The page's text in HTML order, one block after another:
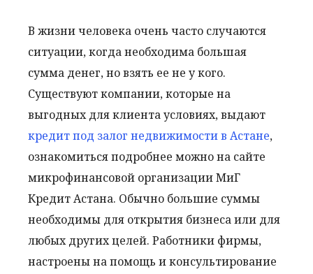
В жизни человека очень часто случаются
ситуации, когда необходима большая
сумма денег, но взять ее не у кого.
Существуют компании, которые на
выгодных для клиента условиях, выдают
кредит под залог недвижимости в Астане,
ознакомиться подробнее можно на сайте
микрофинансовой организации МиГ
Кредит Астана. Обычно большие суммы
необходимы для открытия бизнеса или для
любых других целей. Работники фирмы,
настроены на помощь и консультирование